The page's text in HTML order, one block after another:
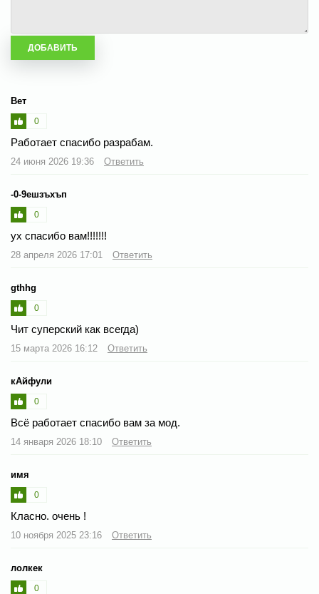
Вет
0
Работает спасибо разрабам.
24 июня 2026 19:36 Ответить
-0-9ешзъхъп
0
ух спасибо вам!!!!!!!
28 апреля 2026 17:01 Ответить
gthhg
0
Чит суперский как всегда)
15 марта 2026 16:12 Ответить
кАйфули
0
Всё работает спасибо вам за мод.
14 января 2026 18:10 Ответить
имя
0
Класно. очень !
10 ноября 2025 23:16 Ответить
лолкек
0